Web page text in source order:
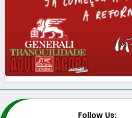
Follow Us: